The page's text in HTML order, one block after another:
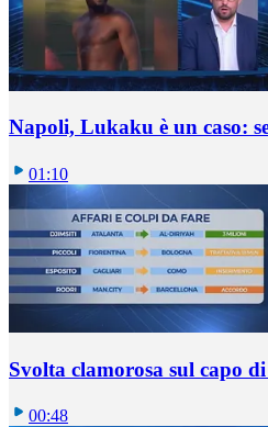
Napoli, Lukaku è un caso:
01:10
Svolta clamorosa sul capo
00:48